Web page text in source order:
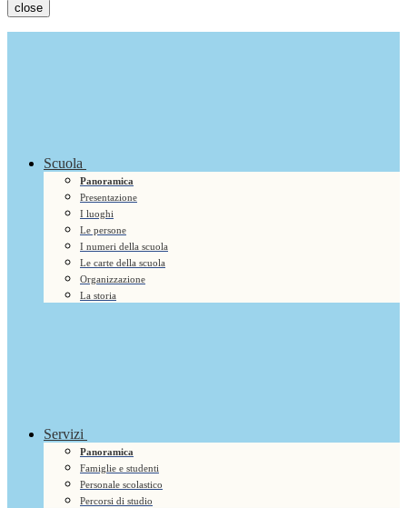
close
Scuola
Panoramica
Presentazione
I luoghi
Le persone
I numeri della scuola
Le carte della scuola
Organizzazione
La storia
Servizi
Panoramica
Famiglie e studenti
Personale scolastico
Percorsi di studio